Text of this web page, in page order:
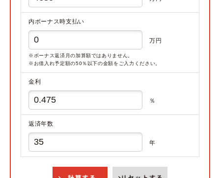
内ボーナス時支払い
万円
※ボーナス返済月の加算額ではありません。
※お借入れ予定額の50％以下の金額をご入力ください。
金利
％
返済年数
年